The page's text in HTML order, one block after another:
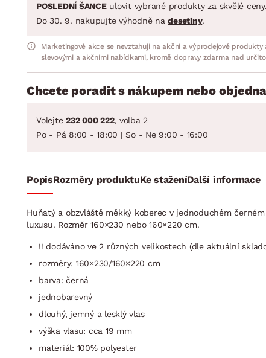
POSLEDNÍ ŠANCEulovit vybrané produkty za skvělé ceny.
Do 30. 9. nakupujte výhodně nadesetiny.
Marketingové akce se nevztahují na akční a výprodejové
slevovými a akčními nabídkami, kromě dopravy zdarma nad
Chcete poradit s nákupem nebo
Volejte 232 000 222, volba 2
Po - Pá 8:00 - 18:00 | So - Ne 9:00 - 16:00
PopisRozměry produktuKe staženíDalší informace
Huňatý a obzvláště měkký koberec v jednoduchém
luxusu. Rozměr 160×230 nebo 160×220 cm.
!! dodáváno ve 2 různých velikostech (dle aktuální
rozměry: 160×230/160×220 cm
barva: černá
jednobarevný
dlouhý, jemný a lesklý vlas
výška vlasu: cca 19 mm
materiál: 100% polyester